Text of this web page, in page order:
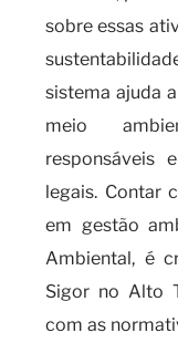
sobre essas
sistema ajuda
meio
responsáveis
legais. Contar
em gestão
Ambiental, é
Sigor no Alto
com as